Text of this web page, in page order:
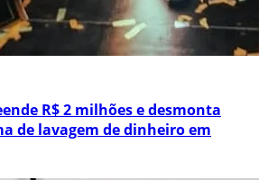
R$ 2 milhões e desmonta
de lavagem de dinheiro em